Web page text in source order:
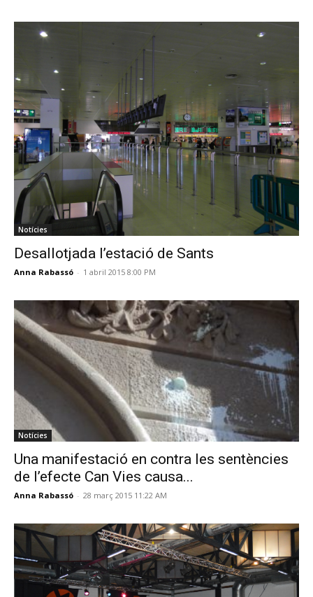
Notícies
Desallotjada l’estació de Sants
Anna Rabassó - 1 abril 2015 8:00 PM
Notícies
Una manifestació en contra les sentències
de l’efecte Can Vies causa...
Anna Rabassó - 28 març 2015 11:22 AM